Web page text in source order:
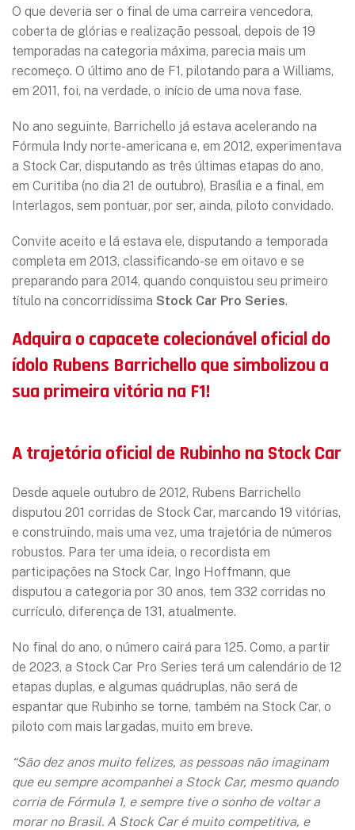
O que deveria ser o final de uma carreira vencedora,
coberta de glórias e realização pessoal, depois de 19
temporadas na categoria máxima, parecia mais um
recomeço. O último ano de F1, pilotando para a Williams,
em 2011, foi, na verdade, o início de uma nova fase.
No ano seguinte, Barrichello já estava acelerando na
Fórmula Indy norte-americana e, em 2012, experimentava
a Stock Car, disputando as três últimas etapas do ano,
em Curitiba (no dia 21 de outubro), Brasília e a final, em
Interlagos, sem pontuar, por ser, ainda, piloto convidado.
Convite aceito e lá estava ele, disputando a temporada
completa em 2013, classificando-se em oitavo e se
preparando para 2014, quando conquistou seu primeiro
título na concorridíssima Stock Car Pro Series.
Adquira o capacete colecionável oficial do
ídolo Rubens Barrichello que simbolizou a
sua primeira vitória na F1!
A trajetória oficial de Rubinho na Stock Car
Desde aquele outubro de 2012, Rubens Barrichello
disputou 201 corridas de Stock Car, marcando 19 vitórias,
e construindo, mais uma vez, uma trajetória de números
robustos. Para ter uma ideia, o recordista em
participações na Stock Car, Ingo Hoffmann, que
disputou a categoria por 30 anos, tem 332 corridas no
currículo, diferença de 131, atualmente.
No final do ano, o número cairá para 125. Como, a partir
de 2023, a Stock Car Pro Series terá um calendário de 12
etapas duplas, e algumas quádruplas, não será de
espantar que Rubinho se torne, também na Stock Car, o
piloto com mais largadas, muito em breve.
“São dez anos muito felizes, as pessoas não imaginam
que eu sempre acompanhei a Stock Car, mesmo quando
corria de Fórmula 1, e sempre tive o sonho de voltar a
morar no Brasil. A Stock Car é muito competitiva, e